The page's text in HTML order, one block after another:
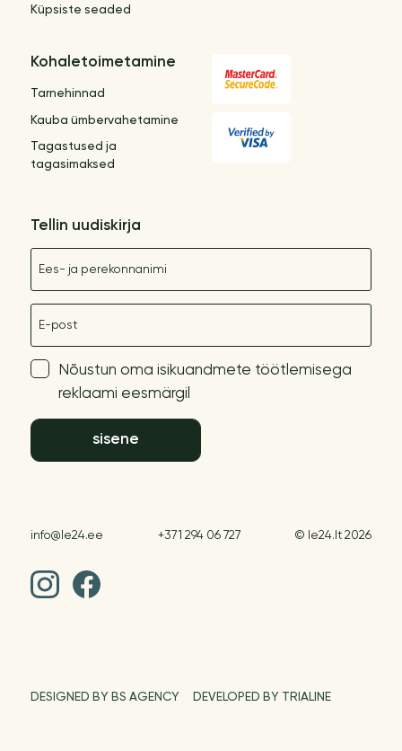
Küpsiste seaded
Kohaletoimetamine
Tarnehinnad
Kauba ümbervahetamine
Tagastused ja
tagasimaksed
Tellin uudiskirja
Nõustun oma isikuandmete töötlemisega
reklaami eesmärgil
sisene
info@le24.ee +371 294 06 727 © le24.lt 2026
DESIGNED BY BS AGENCY DEVELOPED BY TRIALINE